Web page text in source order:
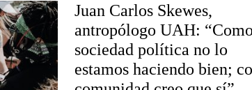
Juan Carlos Skewes,
antropólogo UAH: “Como
sociedad política no lo
estamos haciendo bien;